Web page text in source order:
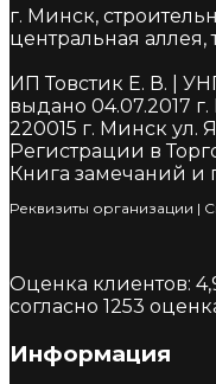
г. Минск,
центральная
ИП Товстик Е. В. |
выдано 04.07.2017
220015 г. Минск ул.
Регистрации в
Книга замечаний
Реквизиты организации |
Оценка клиентов:
согласно 1253
Информация